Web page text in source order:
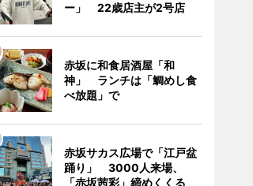
ー」 22歳店主が2号店
赤坂に和食居酒屋「和
神」 ランチは「鯛めし食
べ放題」で
赤坂サカス広場で「江戸盆
踊り」 3000人来場、
「赤坂茜彩」締めくくる